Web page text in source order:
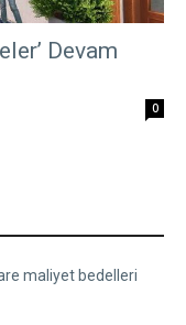
Devam
0
maliyet bedelleri